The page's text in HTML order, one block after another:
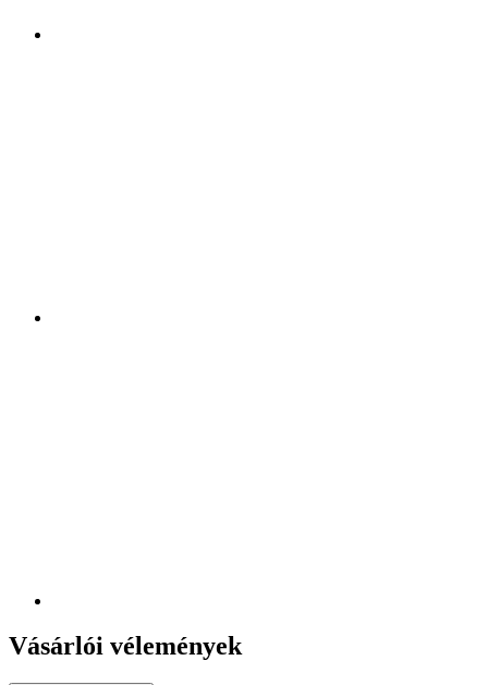
Vásárlói vélemények